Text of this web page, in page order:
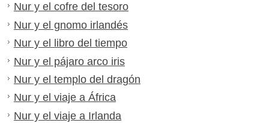
Nur y el cofre del tesoro
Nur y el gnomo irlandés
Nur y el libro del tiempo
Nur y el pájaro arco iris
Nur y el templo del dragón
Nur y el viaje a África
Nur y el viaje a Irlanda